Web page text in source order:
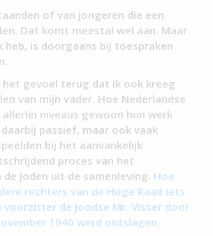
of van jongeren die een
Dat komt meestal wel aan. Maar
heb, is doorgaans bij toespraken
gevoel terug dat ik ook kreeg
van mijn vader. Hoe Nederlandse
niveaus gewoon hun werk
passief, maar ook vaak
bij het aanvankelijk
proces van het
Joden uit de samenleving. Hoe
rechters van de Hoge Raad iets
voorzitter de Joodse Mr. Visser door
1940 werd ontslagen.